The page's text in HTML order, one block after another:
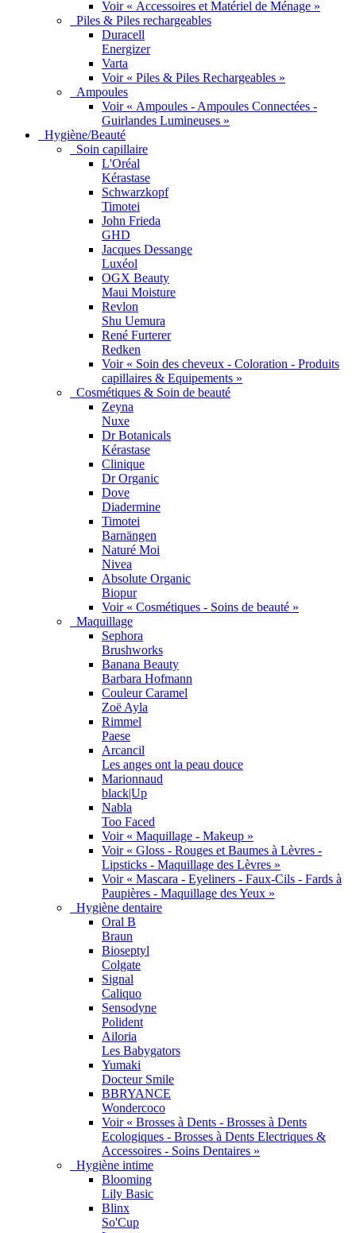
Voir « Accessoires et Matériel de Ménage »
Piles & Piles rechargeables
Duracell
Energizer
Varta
Voir « Piles & Piles Rechargeables »
Ampoules
Voir « Ampoules - Ampoules Connectées -
Guirlandes Lumineuses »
Hygiène/Beauté
Soin capillaire
L'Oréal
Kérastase
Schwarzkopf
Timotei
John Frieda
GHD
Jacques Dessange
Luxéol
OGX Beauty
Maui Moisture
Revlon
Shu Uemura
René Furterer
Redken
Voir « Soin des cheveux - Coloration - Produits
capillaires & Equipements »
Cosmétiques & Soin de beauté
Zeyna
Nuxe
Dr Botanicals
Kérastase
Clinique
Dr Organic
Dove
Diadermine
Timotei
Barnängen
Naturé Moi
Nivea
Absolute Organic
Biopur
Voir « Cosmétiques - Soins de beauté »
Maquillage
Sephora
Brushworks
Banana Beauty
Barbara Hofmann
Couleur Caramel
Zoë Ayla
Rimmel
Paese
Arcancil
Les anges ont la peau douce
Marionnaud
black|Up
Nabla
Too Faced
Voir « Maquillage - Makeup »
Voir « Gloss - Rouges et Baumes à Lèvres -
Lipsticks - Maquillage des Lèvres »
Voir « Mascara - Eyeliners - Faux-Cils - Fards à
Paupières - Maquillage des Yeux »
Hygiène dentaire
Oral B
Braun
Bioseptyl
Colgate
Signal
Caliquo
Sensodyne
Polident
Ailoria
Les Babygators
Yumaki
Docteur Smile
BBRYANCE
Wondercoco
Voir « Brosses à Dents - Brosses à Dents
Ecologiques - Brosses à Dents Electriques &
Accessoires - Soins Dentaires »
Hygiène intime
Blooming
Lily Basic
Blinx
So'Cup